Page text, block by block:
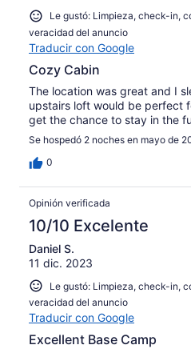
Le gustó: Limpieza, check-in,
veracidad del anuncio
Traducir con Google
Cozy Cabin
The location was great and I
upstairs loft would be perfect
get the chance to stay in the
Se hospedó 2 noches en mayo de
0
Opinión verificada
10/10 Excelente
Daniel S.
11 dic. 2023
Le gustó: Limpieza, check-in,
veracidad del anuncio
Traducir con Google
Excellent Base Camp